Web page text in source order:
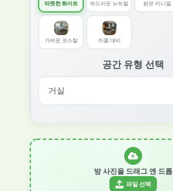
따뜻한 화이트 부드러운 뉴트럴 밝은 미니멀
가벼운 코스탈 차콜 대비
공간 유형 선택
방 사진을 드래그 앤 드롭
파일 선택